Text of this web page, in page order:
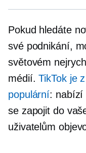
Pokud hledáte
své podnikání,
světovém
médií.TikTok je
populární: nabízí
se zapojit do
uživatelům